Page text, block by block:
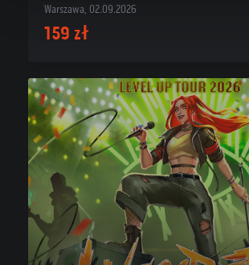
Warszawa, 02.09.2026
159 zł